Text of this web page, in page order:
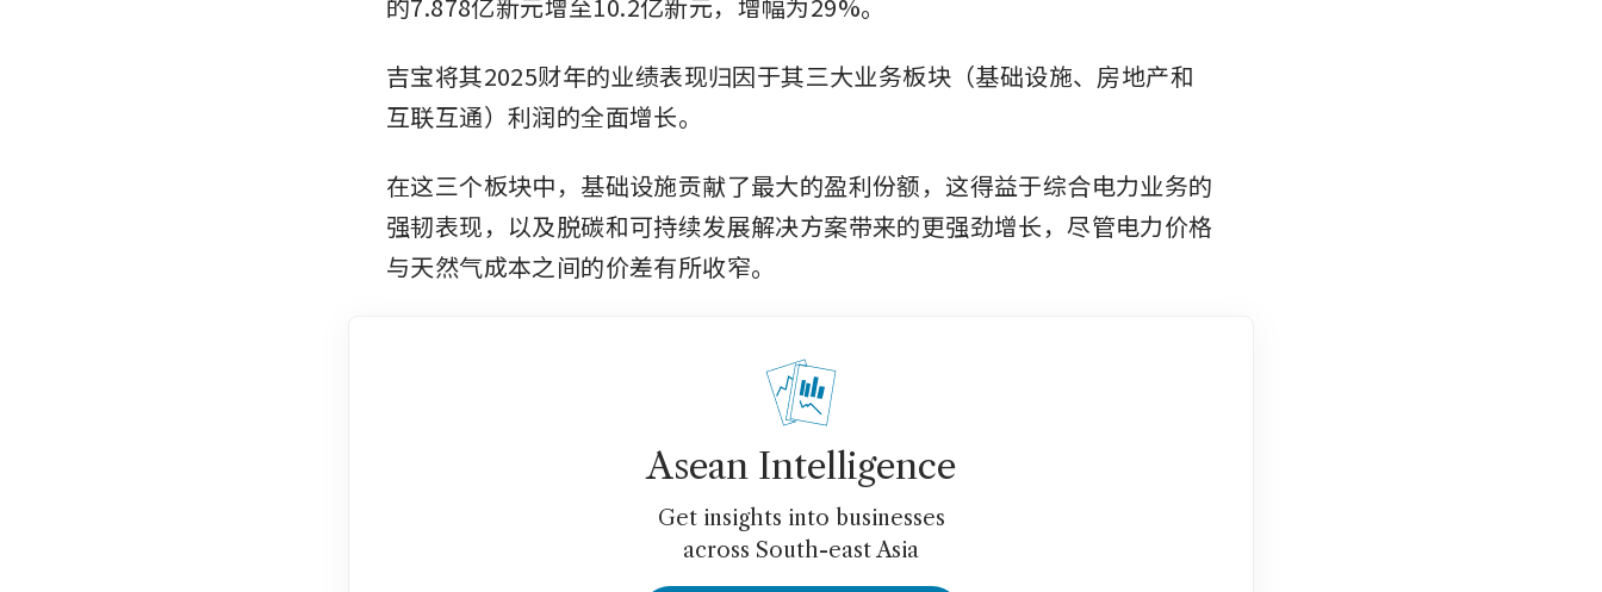
吉宝将其2025财年的业绩表现归因于其三大业务板块（基础设施、房地产和
互联互通）利润的全面增长。
在这三个板块中，基础设施贡献了最大的盈利份额，这得益于综合电力业务的
强韧表现，以及脱碳和可持续发展解决方案带来的更强劲增长，尽管电力价格
与天然气成本之间的价差有所收窄。
Asean Intelligence
Get insights into businesses
across South-east Asia